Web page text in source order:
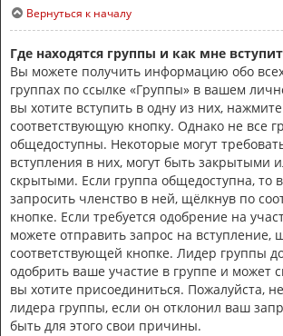
Вернуться к началу
Где находятся группы и как мне
Вы можете получить информацию обо
группах по ссылке «Группы» в вашем
вы хотите вступить в одну из них, нажмите
соответствующую кнопку. Однако не все
общедоступны. Некоторые могут
вступления в них, могут быть закрытыми
скрытыми. Если группа общедоступна, то
запросить членство в ней, щёлкнув по
кнопке. Если требуется одобрение на
можете отправить запрос на вступление,
соответствующей кнопке. Лидер группы
одобрить ваше участие в группе и может
вы хотите присоединиться. Пожалуйста,
лидера группы, если он отклонил ваш
быть для этого свои причины.